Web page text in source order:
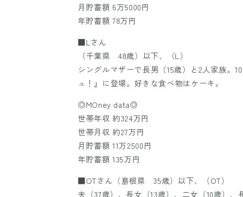
月貯蓄額 6万5000円
年貯蓄額 78万円
■Lさん
（千葉県 48歳）以下、（L）
シングルマザーで長男（15歳）と2人家族。
ュ！』に登場。好きな食べ物はケーキ。
◎MOney data◎
世帯年収 約324万円
世帯月収 約27万円
月貯蓄額 11万2500円
年貯蓄額 135万円
■OTさん（島根県 35歳）以下、（OT）
夫（37歳）、長女（13歳）、二女（10歳）